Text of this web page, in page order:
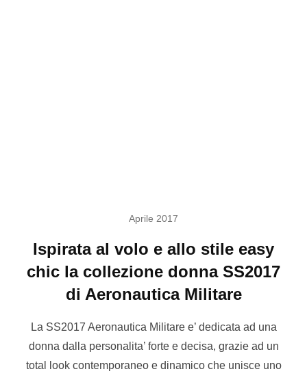
Aprile 2017
Ispirata al volo e allo stile easy
chic la collezione donna SS2017
di Aeronautica Militare
La SS2017 Aeronautica Militare e’ dedicata ad una
donna dalla personalita’ forte e decisa, grazie ad un
total look contemporaneo e dinamico che unisce uno